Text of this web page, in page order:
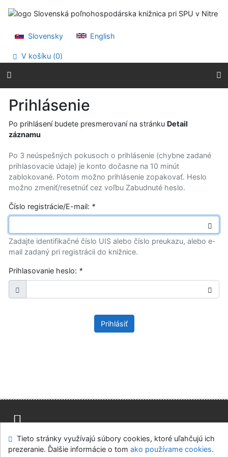
Prejsť na menu
Slovensky
English
V košíku (0)
Prihlásenie
Po prihlásení budete presmerovaní na stránku Detail
záznamu
Po 3 neúspešných pokusoch o prihlásenie (chybne zadané
prihlasovacie údaje) je konto dočasne na 10 minút
zablokované. Potom možno prihlásenie zopakovať. Heslo
možno zmeniť/resetnúť cez voľbu Zabudnuté heslo.
Číslo registrácie/E-mail: *
Zadajte identifikačné číslo UIS alebo číslo preukazu, alebo e-
mail zadaný pri registrácii do knižnice.
Prihlasovanie heslo: *
Prihlásiť
Mapa stránok Prístupnosť
Súkromie
Modul OpenSearch
Napíšte nám Nastavenie cookies
Tieto stránky využívajú súbory cookies, ktoré uľahčujú ich
prezeranie. Ďalšie informácie o tom ako používame cookies.